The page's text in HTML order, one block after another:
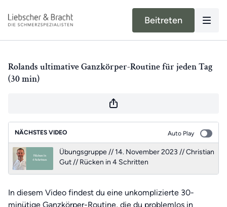
Beitreten
Rolands ultimative Ganzkörper-Routine für jeden Tag
(30 min)
NÄCHSTES VIDEO Auto Play
Übungsgruppe // 14. November 2023 // Christian
Gut // Rücken in 4 Schritten
In diesem Video findest du eine unkomplizierte 30-
minütige Ganzkörper-Routine, die du problemlos in